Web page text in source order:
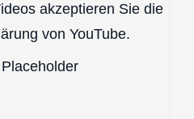
akzeptieren Sie die
von YouTube.